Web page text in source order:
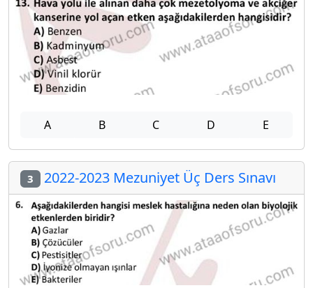
A B C D E
3 2022-2023 Mezuniyet Üç Ders Sınavı